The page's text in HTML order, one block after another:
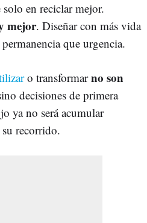
en reciclar mejor.
mejor. Diseñar con más vida
que urgencia.
o transformarno son
decisiones de primera
ya no será acumular
recorrido.